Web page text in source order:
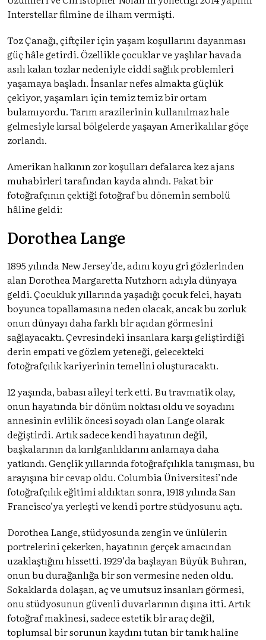
Interstellar filmine de ilham vermişti.
Toz Çanağı, çiftçiler için yaşam koşullarını dayanması
güç hâle getirdi. Özellikle çocuklar ve yaşlılar havada
asılı kalan tozlar nedeniyle ciddi sağlık problemleri
yaşamaya başladı. İnsanlar nefes almakta güçlük
çekiyor, yaşamları için temiz temiz bir ortam
bulamıyordu. Tarım arazilerinin kullanılmaz hale
gelmesiyle kırsal bölgelerde yaşayan Amerikalılar göçe
zorlandı.
Amerikan halkının zor koşulları defalarca kez ajans
muhabirleri tarafından kayda alındı. Fakat bir
fotoğrafçının çektiği fotoğraf bu dönemin sembolü
hâline geldi:
Dorothea Lange
1895 yılında New Jersey'de, adını koyu gri gözlerinden
alan Dorothea Margaretta Nutzhorn adıyla dünyaya
geldi. Çocukluk yıllarında yaşadığı çocuk felci, hayatı
boyunca topallamasına neden olacak, ancak bu zorluk
onun dünyayı daha farklı bir açıdan görmesini
sağlayacaktı. Çevresindeki insanlara karşı geliştirdiği
derin empati ve gözlem yeteneği, gelecekteki
fotoğrafçılık kariyerinin temelini oluşturacaktı.
12 yaşında, babası aileyi terk etti. Bu travmatik olay,
onun hayatında bir dönüm noktası oldu ve soyadını
annesinin evlilik öncesi soyadı olan Lange olarak
değiştirdi. Artık sadece kendi hayatının değil,
başkalarının da kırılganlıklarını anlamaya daha
yatkındı. Gençlik yıllarında fotoğrafçılıkla tanışması, bu
arayışına bir cevap oldu. Columbia Üniversitesi’nde
fotoğrafçılık eğitimi aldıktan sonra, 1918 yılında San
Francisco’ya yerleşti ve kendi portre stüdyosunu açtı.
Dorothea Lange, stüdyosunda zengin ve ünlülerin
portrelerini çekerken, hayatının gerçek amacından
uzaklaştığını hissetti. 1929’da başlayan Büyük Buhran,
onun bu durağanlığa bir son vermesine neden oldu.
Sokaklarda dolaşan, aç ve umutsuz insanları görmesi,
onu stüdyosunun güvenli duvarlarının dışına itti. Artık
fotoğraf makinesi, sadece estetik bir araç değil,
toplumsal bir sorunun kaydını tutan bir tanık haline